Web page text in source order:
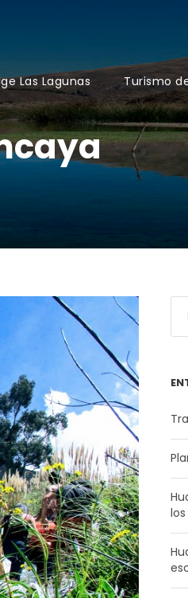
Las Lagunas Turismo